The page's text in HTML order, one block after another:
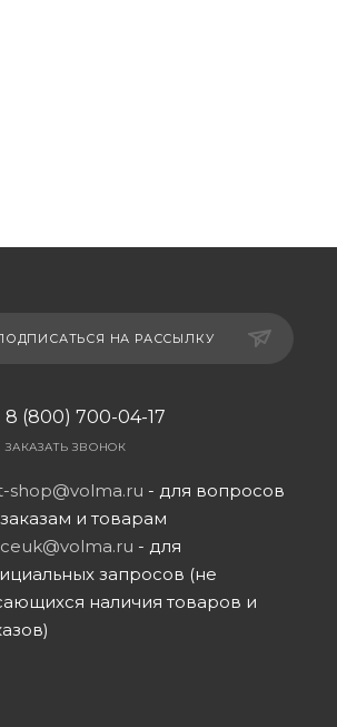
НА РАССЫЛКУ
8 (800) 700-04-17
ЗАКАЗАТЬ ЗВОНОК
shop@volma.ru - для вопросов
и товарам
- для
запросов (не
наличия товаров и